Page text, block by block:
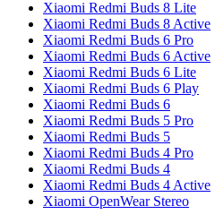
Xiaomi Redmi Buds 8 Lite
Xiaomi Redmi Buds 8 Active
Xiaomi Redmi Buds 6 Pro
Xiaomi Redmi Buds 6 Active
Xiaomi Redmi Buds 6 Lite
Xiaomi Redmi Buds 6 Play
Xiaomi Redmi Buds 6
Xiaomi Redmi Buds 5 Pro
Xiaomi Redmi Buds 5
Xiaomi Redmi Buds 4 Pro
Xiaomi Redmi Buds 4
Xiaomi Redmi Buds 4 Active
Xiaomi OpenWear Stereo